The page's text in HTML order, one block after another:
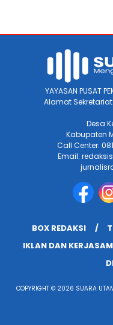
YAYASAN PUSAT
Alamat Sekretariat
Desa
Kabupaten
Call Center:
Email:
BOX REDAKSI
IKLAN DAN
COPYRIGHT © 2026 SUARA